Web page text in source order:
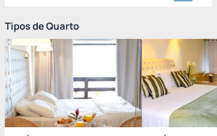
Tipos de Quarto